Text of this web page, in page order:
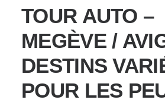
TOUR AUTO –
MEGÈVE /
DESTINS
POUR LES